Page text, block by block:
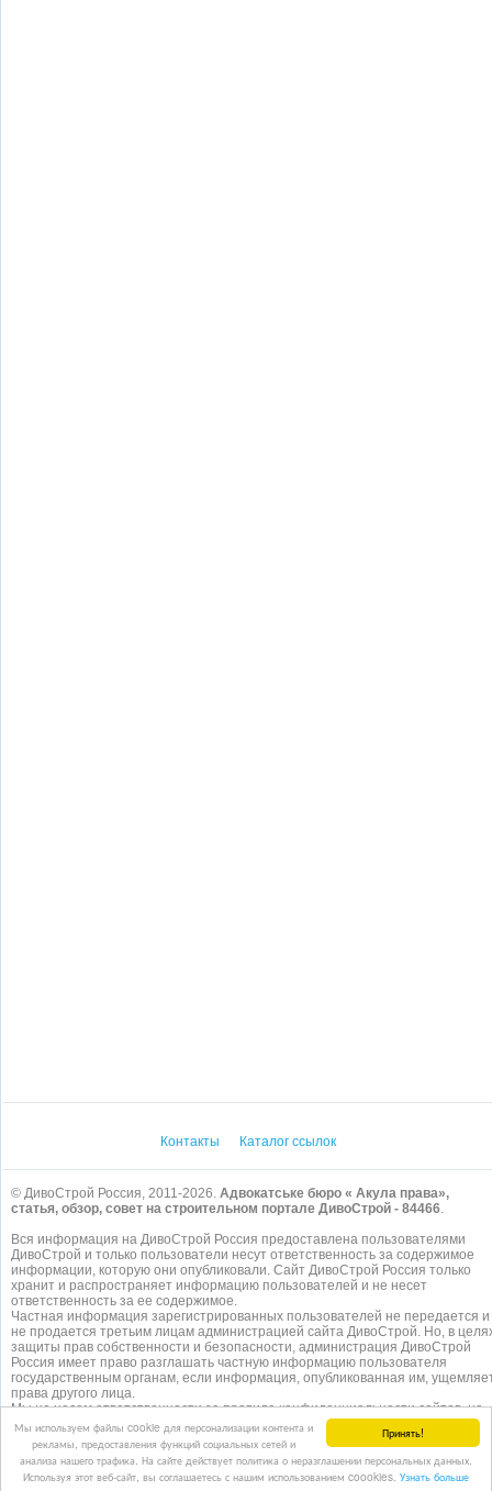
Принять!
Мы используем файлы cookie для персонализации контента и
рекламы, предоставления функций социальных сетей и
анализа нашего трафика. На сайте действует политика о неразглашении персональных данных.
Используя этот веб-сайт, вы соглашаетесь с нашим использованием coookies. Узнать больше
Контакты Каталог ссылок
© ДивоСтрой Россия, 2011-2026. Адвокатське бюро « Акула права»,
статья, обзор, совет на строительном портале ДивоСтрой - 84466.
Вся информация на ДивоСтрой Россия предоставлена пользователями
ДивоСтрой и только пользователи несут ответственность за содержимое
информации, которую они опубликовали. Сайт ДивоСтрой Россия только
хранит и распространяет информацию пользователей и не несет
ответственность за ее содержимое.
Частная информация зарегистрированных пользователей не передается и
не продается третьим лицам администрацией сайта ДивоСтрой. Но, в
защиты прав собственности и безопасности, администрация ДивоСтрой
Россия имеет право разглашать частную информацию пользователя
государственным органам, если информация, опубликованная им,
права другого лица.
Мы не несем ответственности за правила конфиденциальности сайтов, на
которые ссылается ДивоСтрой. На некоторых страницах нашего
представлена реклама Google Adsense Advertising Network. Чтобы узнать
подробней о правилах конфиденциальности Google